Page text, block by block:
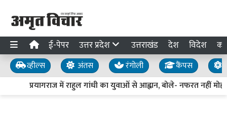
ई-पेपर उत्तर प्रदेश उत्तराखंड देश विदेश
व्हील्स अंतस रंगोली कैंपस
प्रयागराज में राहुल गांधी का युवाओं से आह्वान, बोले- नफरत नहीं